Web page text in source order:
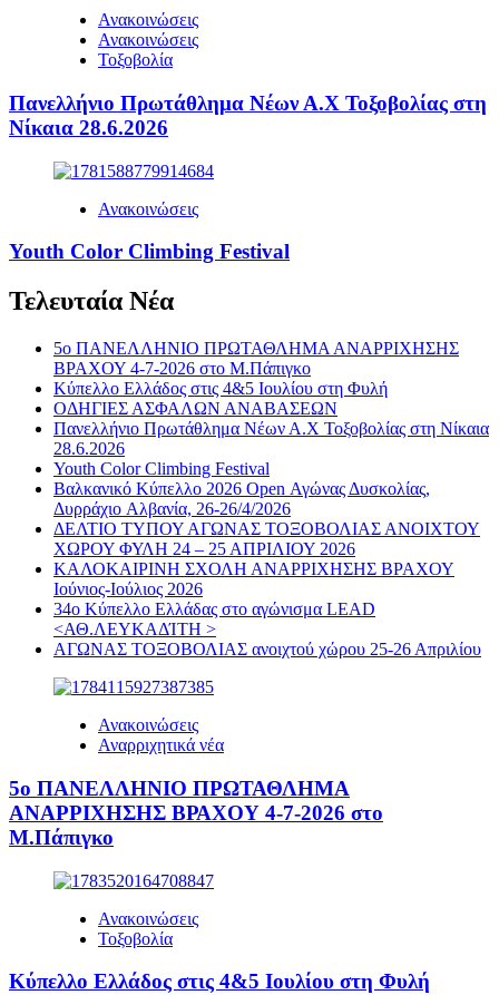
Ανακοινώσεις
Ανακοινώσεις
Τοξοβολία
Πανελλήνιο Πρωτάθλημα Νέων Α.Χ Τοξοβολίας στη
Νίκαια 28.6.2026
Ανακοινώσεις
Youth Color Climbing Festival
Τελευταία Νέα
5ο ΠΑΝΕΛΛΗΝΙΟ ΠΡΩΤΑΘΛΗΜΑ ΑΝΑΡΡΙΧΗΣΗΣ
ΒΡΑΧΟΥ 4-7-2026 στο Μ.Πάπιγκο
Κύπελλο Ελλάδος στις 4&5 Ιουλίου στη Φυλή
ΟΔΗΓΙΕΣ ΑΣΦΑΛΩΝ ΑΝΑΒΑΣΕΩΝ
Πανελλήνιο Πρωτάθλημα Νέων Α.Χ Τοξοβολίας στη Νίκαια
28.6.2026
Youth Color Climbing Festival
Βαλκανικό Κύπελλο 2026 Open Αγώνας Δυσκολίας,
Δυρράχιο Aλβανία, 26-26/4/2026
ΔΕΛΤΙΟ ΤΥΠΟΥ ΑΓΩΝΑΣ ΤΟΞΟΒΟΛΙΑΣ ΑΝΟΙΧΤΟΥ
ΧΩΡΟΥ ΦΥΛΗ 24 – 25 ΑΠΡΙΛΙΟΥ 2026
ΚΑΛΟΚΑΙΡΙΝΗ ΣΧΟΛΗ ΑΝΑΡΡΙΧΗΣΗΣ ΒΡΑΧΟΥ
Ιούνιος-Ιούλιος 2026
34ο Κύπελλο Ελλάδας στο αγώνισμα LEAD
<ΑΘ.ΛΕΥΚΑΔΊΤΗ >
ΑΓΩΝΑΣ ΤΟΞΟΒΟΛΙΑΣ ανοιχτού χώρου 25-26 Απριλίου
Ανακοινώσεις
Αναρριχητικά νέα
5ο ΠΑΝΕΛΛΗΝΙΟ ΠΡΩΤΑΘΛΗΜΑ
ΑΝΑΡΡΙΧΗΣΗΣ ΒΡΑΧΟΥ 4-7-2026 στο
Μ.Πάπιγκο
Ανακοινώσεις
Τοξοβολία
Κύπελλο Ελλάδος στις 4&5 Ιουλίου στη Φυλή